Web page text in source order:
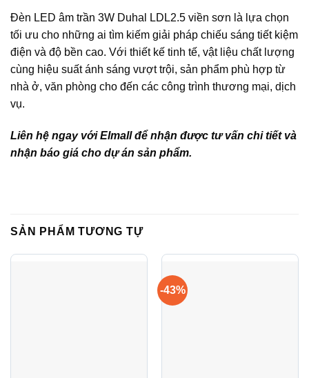
Đèn LED âm trần 3W Duhal LDL2.5 viền sơn là lựa chọn
tối ưu cho những ai tìm kiếm giải pháp chiếu sáng tiết kiệm
điện và độ bền cao. Với thiết kế tinh tế, vật liệu chất lượng
cùng hiệu suất ánh sáng vượt trội, sản phẩm phù hợp từ
nhà ở, văn phòng cho đến các công trình thương mại, dịch
vụ.
Liên hệ ngay với Elmall để nhận được tư vấn chi tiết và
nhận báo giá cho dự án sản phẩm.
SẢN PHẨM TƯƠNG TỰ
-43%